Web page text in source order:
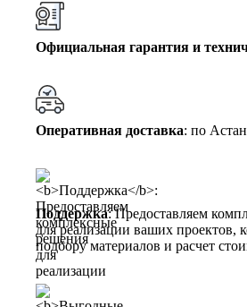
Официальная гарантия и
Оперативная доставка: по
Поддержка: Предоставляем
для реализации ваших проектов,
подбору материалов и расчет